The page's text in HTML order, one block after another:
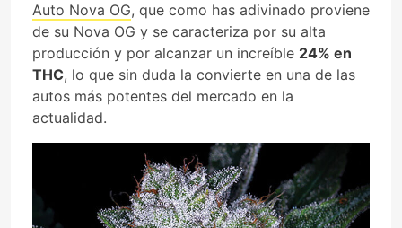
Auto Nova OG, que como has adivinado proviene
de su Nova OG y se caracteriza por su alta
producción y por alcanzar un increíble 24% en
THC, lo que sin duda la convierte en una de las
autos más potentes del mercado en la
actualidad.